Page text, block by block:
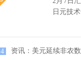
日元技
4 资讯：美元延续非农数据的影响继